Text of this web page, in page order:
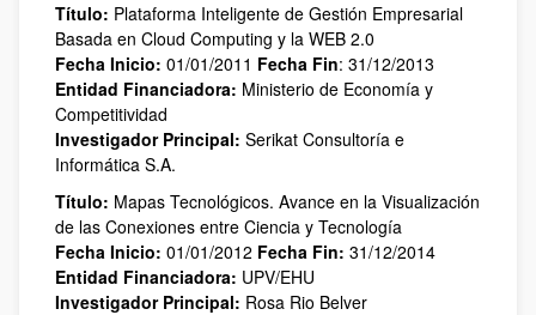
Título: Plataforma Inteligente de Gestión Empresarial
Basada en Cloud Computing y la WEB 2.0
Fecha Inicio: 01/01/2011 Fecha Fin: 31/12/2013
Entidad Financiadora: Ministerio de Economía y
Competitividad
Investigador Principal: Serikat Consultoría e
Informática S.A.
Título: Mapas Tecnológicos. Avance en la Visualización
de las Conexiones entre Ciencia y Tecnología
Fecha Inicio: 01/01/2012 Fecha Fin: 31/12/2014
Entidad Financiadora: UPV/EHU
Investigador Principal: Rosa Rio Belver